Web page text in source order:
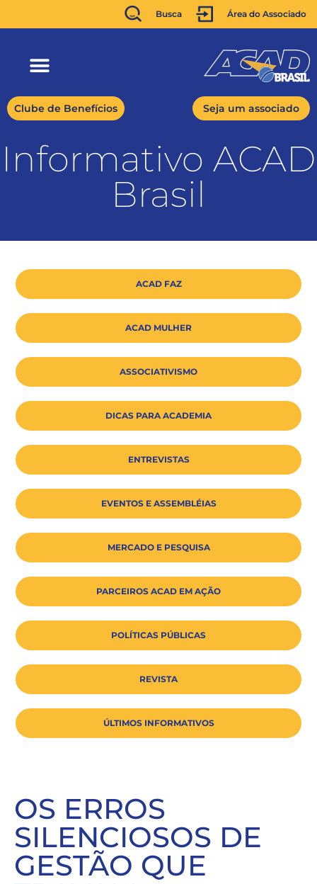
Busca Área do Associado
Clube de Benefícios Seja um associado
Informativo ACAD
Brasil
ACAD FAZ
ACAD MULHER
ASSOCIATIVISMO
DICAS PARA ACADEMIA
ENTREVISTAS
EVENTOS E ASSEMBLÉIAS
MERCADO E PESQUISA
PARCEIROS ACAD EM AÇÃO
POLÍTICAS PÚBLICAS
REVISTA
ÚLTIMOS INFORMATIVOS
OS ERROS
SILENCIOSOS DE
GESTÃO QUE